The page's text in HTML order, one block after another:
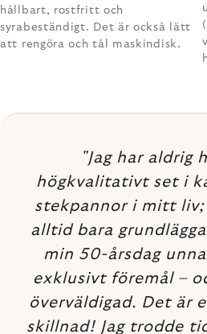
hållbart, rostfritt och
syrabeständigt. Det är också lätt
att rengöra och tål maskindisk.
"Jag har aldrig
högkvalitativt set i
stekpannor i mitt liv;
alltid bara
min 50-årsdag
exklusivt föremål –
överväldigad. Det är
skillnad! Jag trodde